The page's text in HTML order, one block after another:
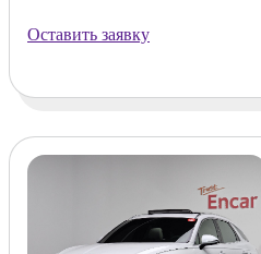
Оставить заявку